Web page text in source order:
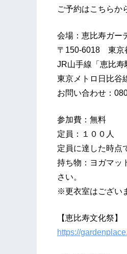
ご予約はこちらか
会場：恵比寿ガー
〒150-6018 東京
JR山手線「恵比
東京メトロ日比
お問い合わせ：
参加費：無料
定員：１００人
定員に達した時点
持ち物：ヨガマッ
さい。
※更衣室はござい
【恵比寿文化祭】
https://